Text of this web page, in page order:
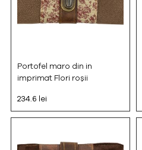
Portofel maro din in
imprimat Flori roșii
234.6 lei